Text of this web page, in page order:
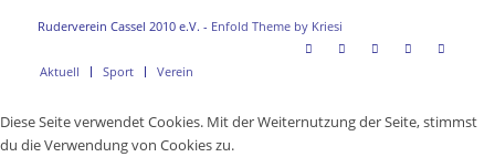
Ruderverein Cassel 2010 e.V. - Enfold Theme by Kriesi
Aktuell Sport Verein
Diese Seite verwendet Cookies. Mit der Weiternutzung der Seite, stimmst
du die Verwendung von Cookies zu.